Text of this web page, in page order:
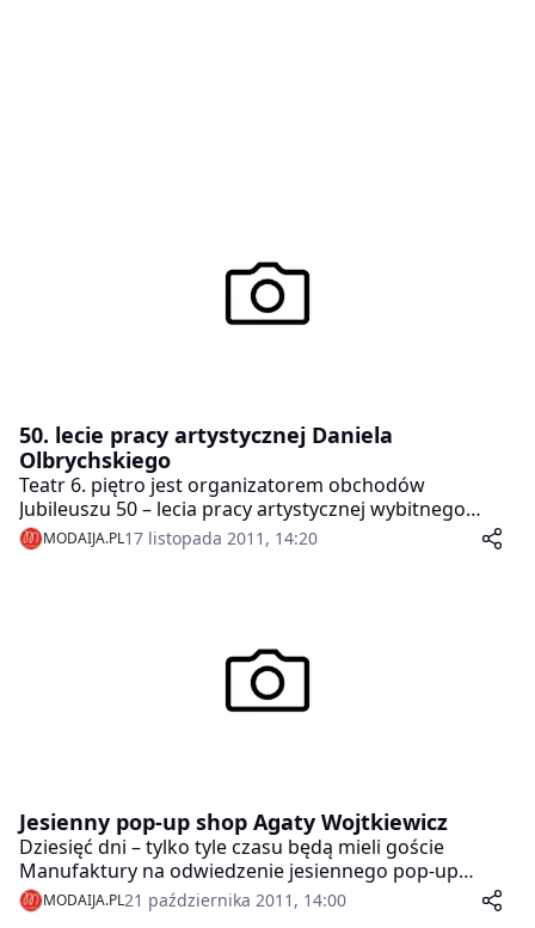
50. lecie pracy artystycznej Daniela
Olbrychskiego
Teatr 6. piętro jest organizatorem obchodów
Jubileuszu 50 – lecia pracy artystycznej wybitnego
polskiego aktora Daniela Olbrychskiego. W ramach
obchodów Jubileuszu 21, 22 i 23 listopada 2011r.
Spotkania poprowadzi Maciej Orłoś. Jubileusz Daniela
Olbrychskiego objęty został honorowym patronatem
Ministra Kultury i Dziedzictwa Narodowego oraz
MODAIJA.PL17 listopada 2011, 14:20
Jesienny pop-up shop Agaty Wojtkiewicz
Dziesięć dni – tylko tyle czasu będą mieli goście
Manufaktury na odwiedzenie jesiennego pop-up
shopu Agaty Wojtkiewicz, potem zniknie. Nietypowy,
tymczasowy butik otwiera się już w piątek (21.10) i
MODAIJA.PL21 października 2011, 14:00